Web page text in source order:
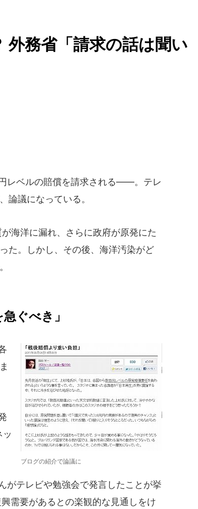
外務省「請求の話は聞い
レベルの賠償を請求される――。テレ
論議になっている。
海洋に漏れ、さらに政府が原発にた
た。しかし、その後、海洋汚染がど
ぐべき」
ブログの紹介で論議に
がテレビや勉強会で発言したことが挙
需要があるとの楽観的な見通しをけ